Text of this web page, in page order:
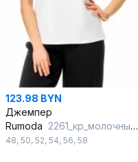
123.98 BYN
Джемпер
Rumoda 2261_кр_молочный-черный
48, 50, 52, 54, 56, 58